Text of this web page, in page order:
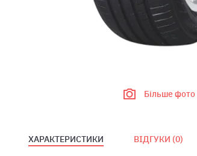
Більше фото
ХАРАКТЕРИСТИКИ ВІДГУКИ (0)